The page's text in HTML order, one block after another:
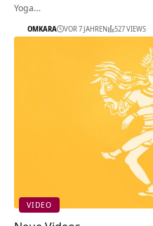
Yoga…
OMKARA VOR 7 JAHREN 527 VIEWS
VIDEO